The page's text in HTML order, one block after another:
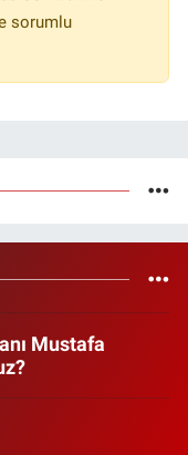
sorumlu
Mustafa